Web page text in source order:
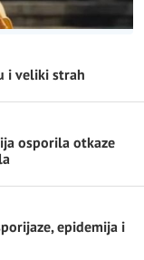
i veliki strah
osporila otkaze
epidemija i